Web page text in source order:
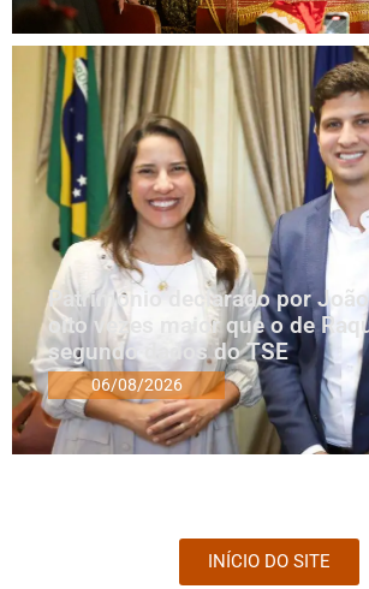
Patrimônio declarado por
oito vezes maior que o de
segundo dados do TSE
06/08/2026
INÍCIO DO SITE